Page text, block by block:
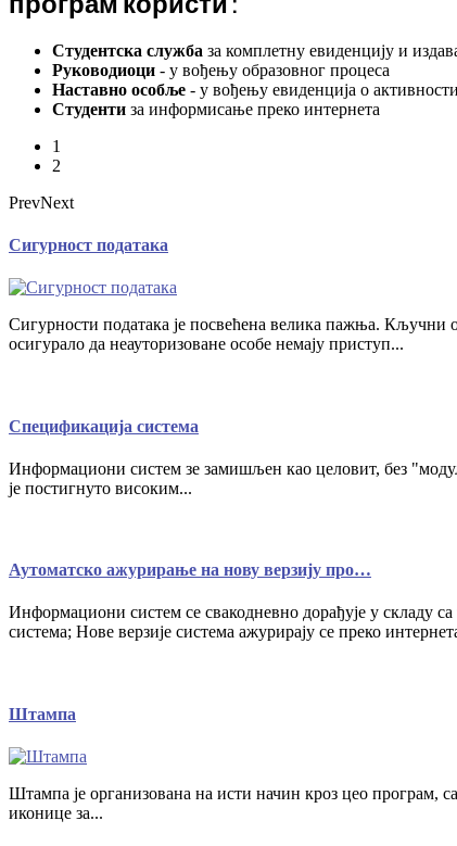
Студентска служба за комплетну евиденцију и
Руководиоци - у вођењу образовног процеса
Наставно особље - у вођењу евиденција о
Студенти за информисање преко интернета
1
2
PrevNext
Сигурност података
Сигурности података је посвећена велика пажња.
осигурало да неауторизоване особе немају приступ...
Спецификација система
Информациони систем зе замишљен као целовит, без
је постигнуто високим...
Аутоматско ажурирање на нову верзију про…
Информациони систем се свакодневно дорађује у складу
система; Нове верзије система ажурирају се преко
Штампа
Штампа је организована на исти начин кроз цео програм,
иконице за...